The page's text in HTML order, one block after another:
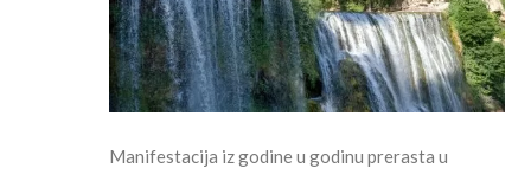
Manifestacija iz godine u godinu prerasta u